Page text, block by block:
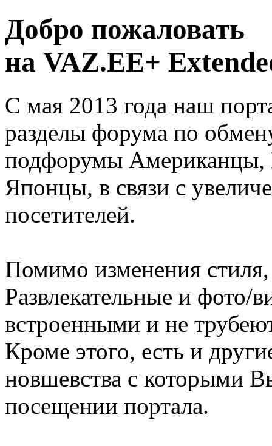
Добро пожаловать
на VAZ.EE+
С мая 2013 года наш
разделы форума по
подфорумы
Японцы, в связи с
посетителей.
Помимо изменения
Развлекательные и фото/
встроенными и не
Кроме этого, есть и
новшевства с которыми
посещении портала.